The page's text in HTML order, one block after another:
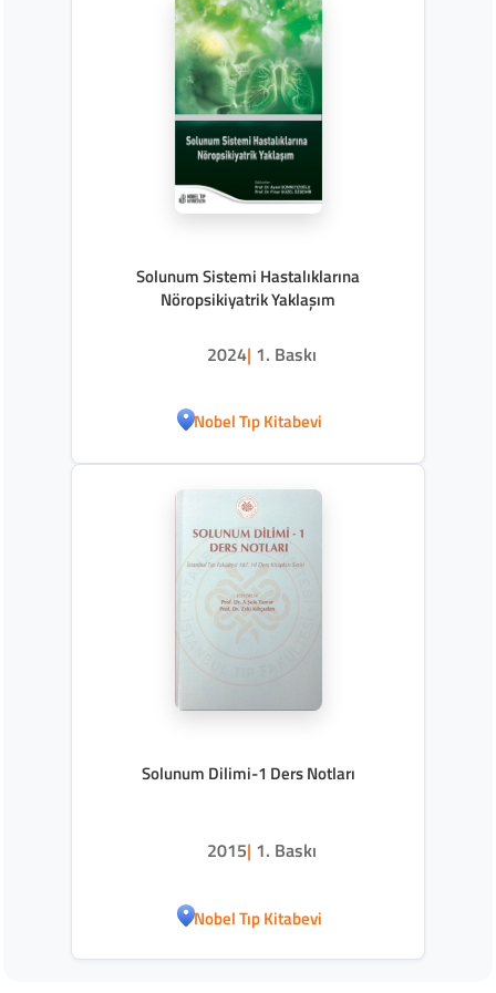
Solunum Sistemi Hastalıklarına
Nöropsikiyatrik Yaklaşım
2024| 1. Baskı
Nobel Tıp Kitabevi
Solunum Dilimi-1 Ders Notları
2015| 1. Baskı
Nobel Tıp Kitabevi